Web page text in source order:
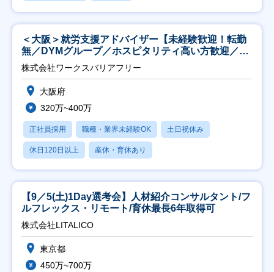
＜大阪＞就労支援アドバイザー【未経験歓迎！転勤
無／DYMグループ／ホスピタリティ高い方歓迎／土
日祝】
株式会社ワークスバリアフリー
大阪府
320万~400万
正社員採用 職種・業界未経験OK 土日祝休み
休日120日以上 産休・育休あり
【9／5(土)1Day選考会】人材紹介コンサルタント/フ
ルフレックス・リモート/育休最長6年取得可
株式会社LITALICO
東京都
450万~700万